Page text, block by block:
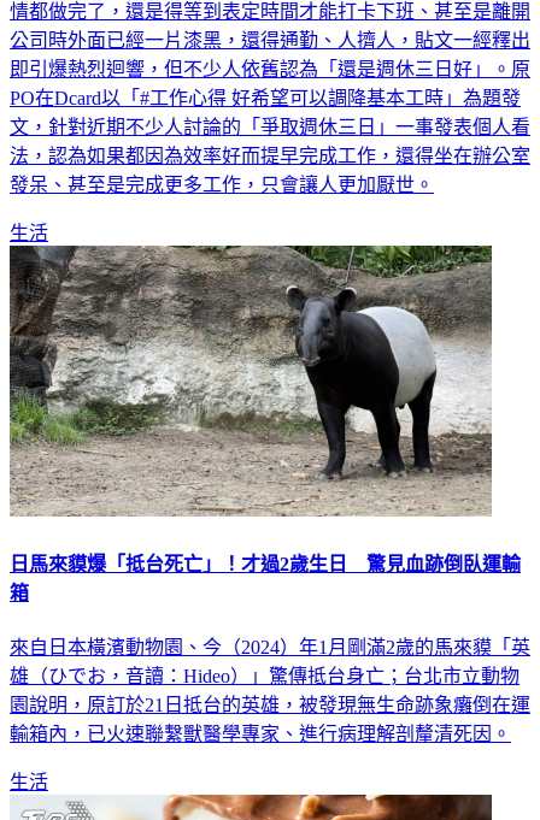
情都做完了，還是得等到表定時間才能打卡下班、甚至是離開
公司時外面已經一片漆黑，還得通勤、人擠人，貼文一經釋出
即引爆熱烈迴響，但不少人依舊認為「還是週休三日好」。原
PO在Dcard以「#工作心得 好希望可以調降基本工時」為題發
文，針對近期不少人討論的「爭取週休三日」一事發表個人看
法，認為如果都因為效率好而提早完成工作，還得坐在辦公室
發呆、甚至是完成更多工作，只會讓人更加厭世。
生活
日馬來貘爆「抵台死亡」！才過2歲生日 驚見血跡倒臥運輸
箱
來自日本橫濱動物園、今（2024）年1月剛滿2歲的馬來貘「英
雄（ひでお，音讀：Hideo）」驚傳抵台身亡；台北市立動物
園說明，原訂於21日抵台的英雄，被發現無生命跡象癱倒在運
輸箱內，已火速聯繫獸醫學專家、進行病理解剖釐清死因。
生活